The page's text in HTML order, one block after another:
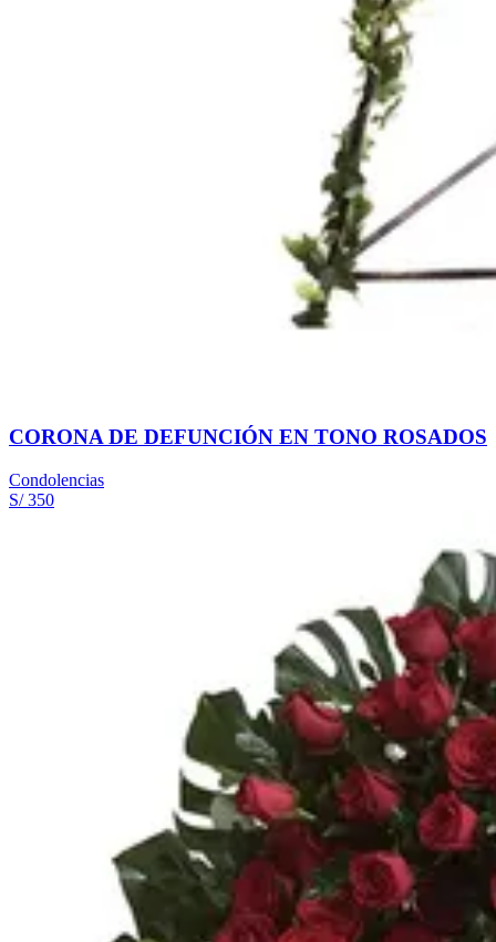
CORONA DE DEFUNCIÓN EN TONO ROSADOS
Condolencias
S/ 350